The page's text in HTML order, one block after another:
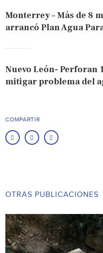
Monterrey – Más de 8
arrancó Plan Agua
Nuevo León- Perforan
mitigar problema del
COMPARTIR
OTRAS PUBLICACIONES